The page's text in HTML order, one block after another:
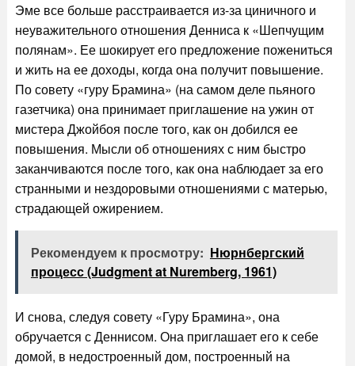
Эме все больше расстраивается из-за циничного и
неуважительного отношения Денниса к «Шепчущим
полянам». Ее шокирует его предложение пожениться
и жить на ее доходы, когда она получит повышение.
По совету «гуру Брамина» (на самом деле пьяного
газетчика) она принимает приглашение на ужин от
мистера Джойбоя после того, как он добился ее
повышения. Мысли об отношениях с ним быстро
заканчиваются после того, как она наблюдает за его
странными и нездоровыми отношениями с матерью,
страдающей ожирением.
Рекомендуем к просмотру: Нюрнбергский
процесс (Judgment at Nuremberg, 1961)
И снова, следуя совету «Гуру Брамина», она
обручается с Деннисом. Она приглашает его к себе
домой, в недостроенный дом, построенный на